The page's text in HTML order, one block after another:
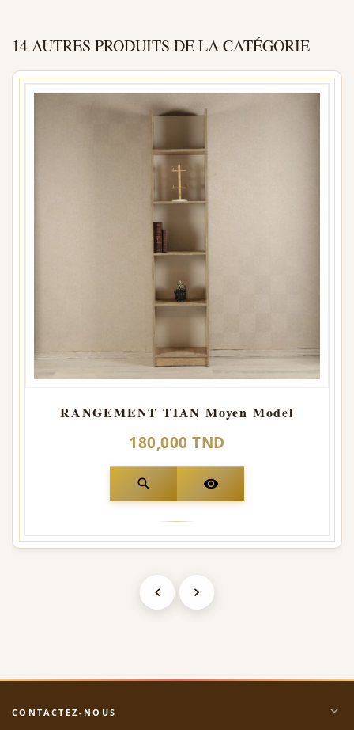
14 AUTRES PRODUITS DE LA CATÉGORIE
RANGEMENT TIAN Moyen Model
180,000 TND
search visibility
CONTACTEZ-NOUS expand_more